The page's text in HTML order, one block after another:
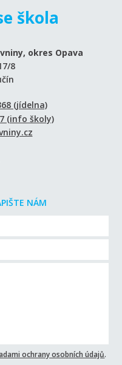
škola
okres Opava
8
(jídelna)
(info školy)
NÁM
ochrany osobních údajů.